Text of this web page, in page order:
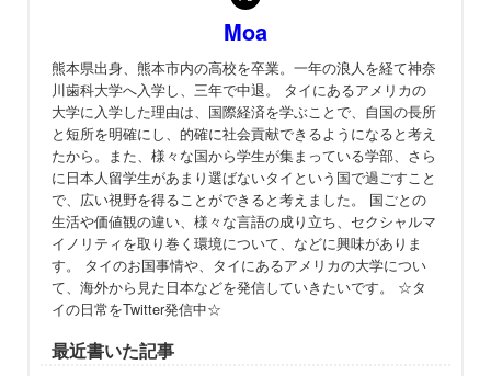
Moa
熊本県出身、熊本市内の高校を卒業。一年の浪人を経て神奈
川歯科大学へ入学し、三年で中退。 タイにあるアメリカの
大学に入学した理由は、国際経済を学ぶことで、自国の長所
と短所を明確にし、的確に社会貢献できるようになると考え
たから。また、様々な国から学生が集まっている学部、さら
に日本人留学生があまり選ばないタイという国で過ごすこと
で、広い視野を得ることができると考えました。 国ごとの
生活や価値観の違い、様々な言語の成り立ち、セクシャルマ
イノリティを取り巻く環境について、などに興味がありま
す。 タイのお国事情や、タイにあるアメリカの大学につい
て、海外から見た日本などを発信していきたいです。 ☆タ
イの日常をTwitter発信中☆
最近書いた記事